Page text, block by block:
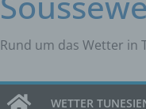
Rund um das Wetter in
WETTER